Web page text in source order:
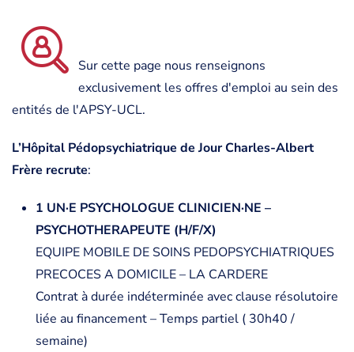
Sur cette page nous renseignons
exclusivement les offres d'emploi au sein des
entités de l'APSY-UCL.
L’Hôpital Pédopsychiatrique de Jour Charles-Albert
Frère recrute:
1 UN·E PSYCHOLOGUE CLINICIEN·NE –
PSYCHOTHERAPEUTE (H/F/X)
EQUIPE MOBILE DE SOINS PEDOPSYCHIATRIQUES
PRECOCES A DOMICILE – LA CARDERE
Contrat à durée indéterminée avec clause résolutoire
liée au financement – Temps partiel ( 30h40 /
semaine)